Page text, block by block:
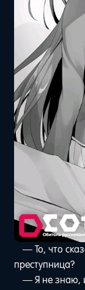
— То, что
преступница?
— Я не знаю,